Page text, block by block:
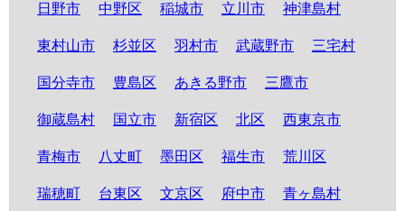
日野市 中野区 稲城市 立川市 神津島村
東村山市 杉並区 羽村市 武蔵野市 三宅村
国分寺市 豊島区 あきる野市 三鷹市
御蔵島村 国立市 新宿区 北区 西東京市
青梅市 八丈町 墨田区 福生市 荒川区
瑞穂町 台東区 文京区 府中市 青ヶ島村